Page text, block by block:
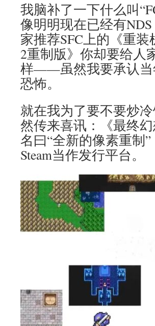
我脑补了一下什么叫
像明明现在已经有
家推荐SFC上的《重
2重制版》你却要给人
样——虽然我要承认当
恐怖。
就在我为了要不要炒
然传来喜讯：《最终
名曰“全新的像素重制
Steam当作发行平台。